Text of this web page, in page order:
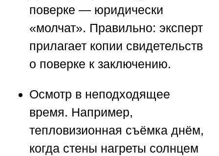
поверке — юридически
«молчат». Правильно: эксперт
прилагает копии свидетельств
о поверке к заключению.
Осмотр в неподходящее
время. Например,
тепловизионная съёмка днём,
когда стены нагреты солнцем